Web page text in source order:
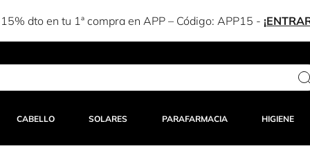
CABELLO SOLARES PARAFARMACIA HIGIENE